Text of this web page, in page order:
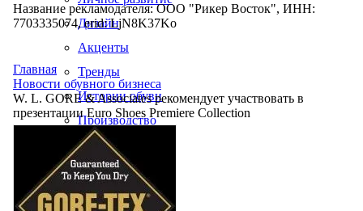
Дизайн
Акценты
Тренды
Истории обуви
Производство
Название рекламодателя: ООО "Рикер Восток", ИНН:
7703335074, erid: LjN8K37Ko
Главная
Новости обувного бизнеса
W. L. GORE & Associates рекомендует участвовать в
презентации Euro Shoes Premiere Collection